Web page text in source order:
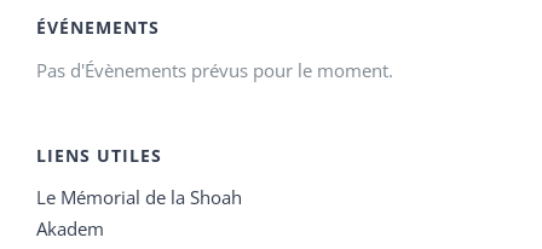
ÉVÉNEMENTS
Pas d'Évènements prévus pour le moment.
LIENS UTILES
Le Mémorial de la Shoah
Akadem